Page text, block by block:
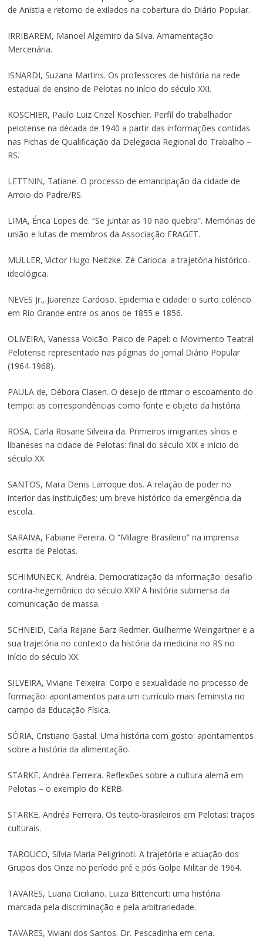
de Anistia e retorno de exilados na cobertura do Diário Popular.
IRRIBAREM, Manoel Algemiro da Silva. Amamentação
Mercenária.
ISNARDI, Suzana Martins. Os professores de história na rede
estadual de ensino de Pelotas no início do século XXI.
KOSCHIER, Paulo Luiz Crizel Koschier. Perfil do trabalhador
pelotense na década de 1940 a partir das informações contidas
nas Fichas de Qualificação da Delegacia Regional do Trabalho –
RS.
LETTNIN, Tatiane. O processo de emancipação da cidade de
Arroio do Padre/RS.
LIMA, Érica Lopes de. “Se juntar as 10 não quebra”. Memórias de
união e lutas de membros da Associação FRAGET.
MULLER, Victor Hugo Neitzke. Zé Carioca: a trajetória histórico-
ideológica.
NEVES Jr., Juarenze Cardoso. Epidemia e cidade: o surto colérico
em Rio Grande entre os anos de 1855 e 1856.
OLIVEIRA, Vanessa Volcão. Palco de Papel: o Movimento Teatral
Pelotense representado nas páginas do jornal Diário Popular
(1964-1968).
PAULA de, Débora Clasen. O desejo de ritmar o escoamento do
tempo: as correspondências como fonte e objeto da história.
ROSA, Carla Rosane Silveira da. Primeiros imigrantes sírios e
libaneses na cidade de Pelotas: final do século XIX e início do
século XX.
SANTOS, Mara Denis Larroque dos. A relação de poder no
interior das instituições: um breve histórico da emergência da
escola.
SARAIVA, Fabiane Pereira. O “Milagre Brasileiro” na imprensa
escrita de Pelotas.
SCHIMUNECK, Andréia. Democratização da informação: desafio
contra-hegemônico do século XXI? A história submersa da
comunicação de massa.
SCHNEID, Carla Rejane Barz Redmer. Guilherme Weingartner e a
sua trajetória no contexto da história da medicina no RS no
início do século XX.
SILVEIRA, Viviane Teixeira. Corpo e sexualidade no processo de
formação: apontamentos para um currículo mais feminista no
campo da Educação Física.
SÓRIA, Cristiano Gastal. Uma história com gosto: apontamentos
sobre a história da alimentação.
STARKE, Andréa Ferreira. Reflexões sobre a cultura alemã em
Pelotas – o exemplo do KERB.
STARKE, Andréa Ferreira. Os teuto-brasileiros em Pelotas: traços
culturais.
TAROUCO, Sílvia Maria Peligrinoti. A trajetória e atuação dos
Grupos dos Onze no período pré e pós Golpe Militar de 1964.
TAVARES, Luana Ciciliano. Luiza Bittencurt: uma história
marcada pela discriminação e pela arbitrariedade.
TAVARES, Viviani dos Santos. Dr. Pescadinha em cena.